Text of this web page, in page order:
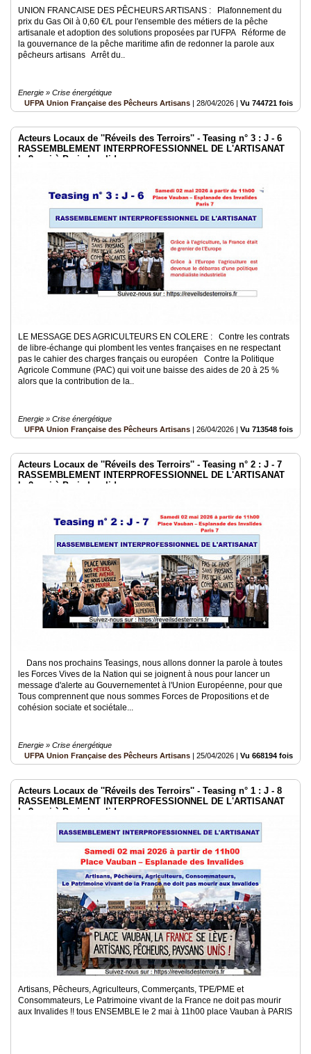
UNION FRANCAISE DES PÊCHEURS ARTISANS : Plafonnement du
prix du Gas Oil à 0,60 €/L pour l'ensemble des métiers de la pêche
artisanale et adoption des solutions proposées par l'UFPA Réforme de
la gouvernance de la pêche maritime afin de redonner la parole aux
pêcheurs artisans Arrêt du..
Energie » Crise énergétique
UFPA Union Française des Pêcheurs Artisans | 28/04/2026 | Vu 744721 fois
Acteurs Locaux de ''Réveils des Terroirs'' - Teasing n° 3 : J - 6
RASSEMBLEMENT INTERPROFESSIONNEL DE L'ARTISANAT
le 2 mai à Paris Invalides
LE MESSAGE DES AGRICULTEURS EN COLERE : Contre les contrats
de libre-échange qui plombent les ventes françaises en ne respectant
pas le cahier des charges français ou européen Contre la Politique
Agricole Commune (PAC) qui voit une baisse des aides de 20 à 25 %
alors que la contribution de la..
Energie » Crise énergétique
UFPA Union Française des Pêcheurs Artisans | 26/04/2026 | Vu 713548 fois
Acteurs Locaux de ''Réveils des Terroirs'' - Teasing n° 2 : J - 7
RASSEMBLEMENT INTERPROFESSIONNEL DE L'ARTISANAT
le 2 mai à Paris Invalides
Dans nos prochains Teasings, nous allons donner la parole à toutes
les Forces Vives de la Nation qui se joignent à nous pour lancer un
message d'alerte au Gouvernementet à l'Union Européenne, pour que
Tous comprennent que nous sommes Forces de Propositions et de
cohésion sociate et sociétale...
Energie » Crise énergétique
UFPA Union Française des Pêcheurs Artisans | 25/04/2026 | Vu 668194 fois
Acteurs Locaux de ''Réveils des Terroirs'' - Teasing n° 1 : J - 8
RASSEMBLEMENT INTERPROFESSIONNEL DE L'ARTISANAT
le 2 mai à Paris Invalides
Artisans, Pêcheurs, Agriculteurs, Commerçants, TPE/PME et
Consommateurs, Le Patrimoine vivant de la France ne doit pas mourir
aux Invalides !! tous ENSEMBLE le 2 mai à 11h00 place Vauban à PARIS